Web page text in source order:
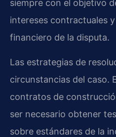
siempre con el objetivo
intereses contractuales
financiero de la disputa.
Las estrategias de
circunstancias del caso.
contratos de
ser necesario obtener
sobre estándares de la